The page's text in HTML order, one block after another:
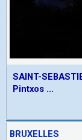
SAINT-
Pintxos ...
BRUXELLES